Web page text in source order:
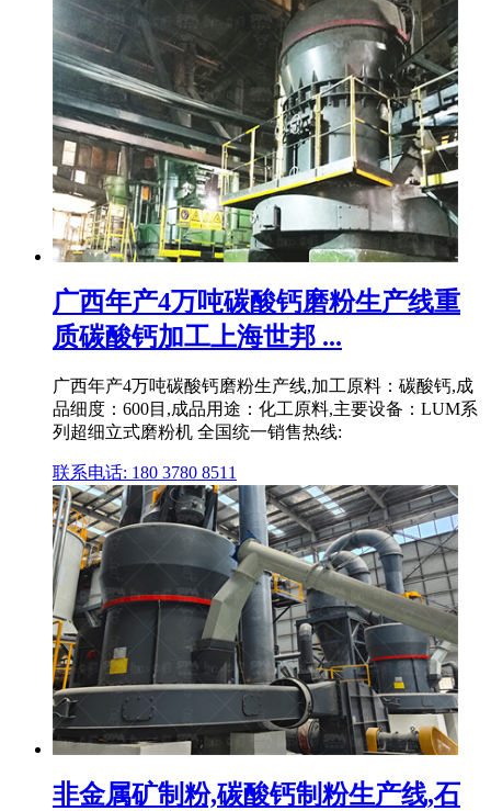
广西年产4万吨碳酸钙磨粉生产线重
质碳酸钙加工上海世邦 ...
广西年产4万吨碳酸钙磨粉生产线,加工原料：碳酸钙,成
品细度：600目,成品用途：化工原料,主要设备：LUM系
列超细立式磨粉机 全国统一销售热线:
联系电话: 180 3780 8511
非金属矿制粉,碳酸钙制粉生产线,石